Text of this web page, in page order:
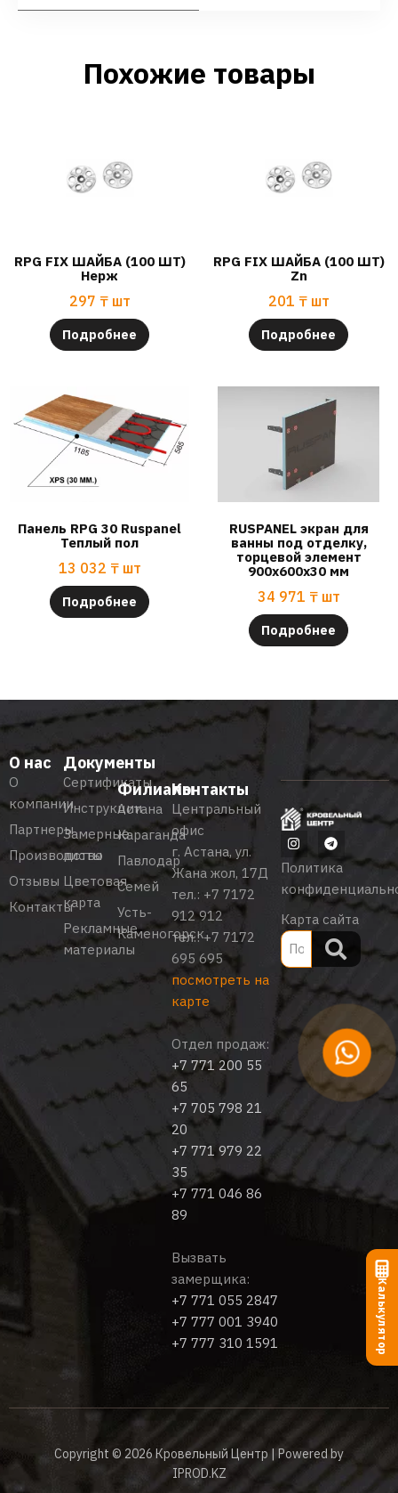
Похожие товары
RPG FIX ШАЙБА (100 ШТ)
Нерж
297 ₸ шт
Подробнее
RPG FIX ШАЙБА (100 ШТ)
Zn
201 ₸ шт
Подробнее
Панель RPG 30 Ruspanel
Теплый пол
13 032 ₸ шт
Подробнее
RUSPANEL экран для
ванны под отделку,
торцевой элемент
900х600х30 мм
34 971 ₸ шт
Подробнее
О нас
О
компании
Партнеры
Производство
Отзывы
Контакты
Документы
Сертификаты
Инструкции
Замерные
листы
Цветовая
карта
Рекламные
материалы
Филиалы
Астана
Караганда
Павлодар
Семей
Усть-
Каменогорск
Контакты
Центральный
офис
г. Астана, ул.
Жана жол, 17Д
тел.: +7 7172
912 912
тел.:+7 7172
695 695
посмотреть на
карте
Отдел продаж:
+7 771 200 55
65
+7 705 798 21
20
+7 771 979 22
35
+7 771 046 86
89
Вызвать
замерщика:
+7 771 055 2847
+7 777 001 3940
+7 777 310 1591
Политика
Карта сайта
Copyright © 2026 Кровельный Центр | Powered by
IPROD.KZ
Калькулятор